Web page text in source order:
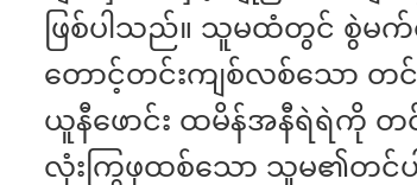
ဖြစ်ပါသည်။ သူမထံတွင် စွဲမက်
တောင့်တင်းကျစ်လစ်သော တင်ပ
ယူနီဖောင်း ထမိန်အနီရဲရဲကို တ
လုံးကြွဖုထစ်သော သူမ၏တင်ပ